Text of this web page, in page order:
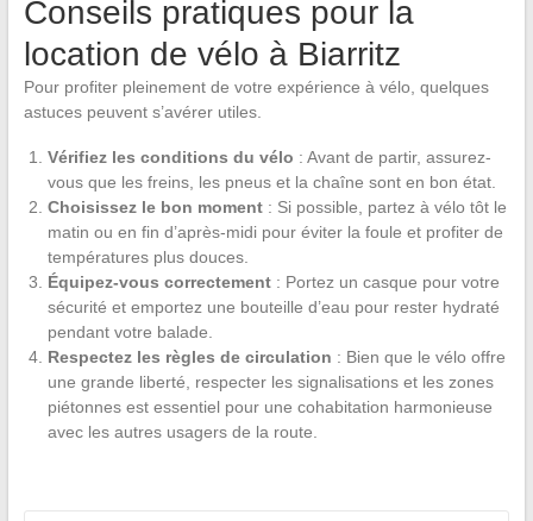
Conseils pratiques pour la
location de vélo à Biarritz
Pour profiter pleinement de votre expérience à vélo, quelques
astuces peuvent s’avérer utiles.
Vérifiez les conditions du vélo : Avant de partir, assurez-
vous que les freins, les pneus et la chaîne sont en bon état.
Choisissez le bon moment: Si possible, partez à vélo tôt le
matin ou en fin d’après-midi pour éviter la foule et profiter de
températures plus douces.
Équipez-vous correctement: Portez un casque pour votre
sécurité et emportez une bouteille d’eau pour rester hydraté
pendant votre balade.
Respectez les règles de circulation : Bien que le vélo offre
une grande liberté, respecter les signalisations et les zones
piétonnes est essentiel pour une cohabitation harmonieuse
avec les autres usagers de la route.